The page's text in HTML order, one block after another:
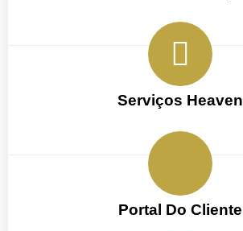
Serviços Heaven
Portal Do Cliente